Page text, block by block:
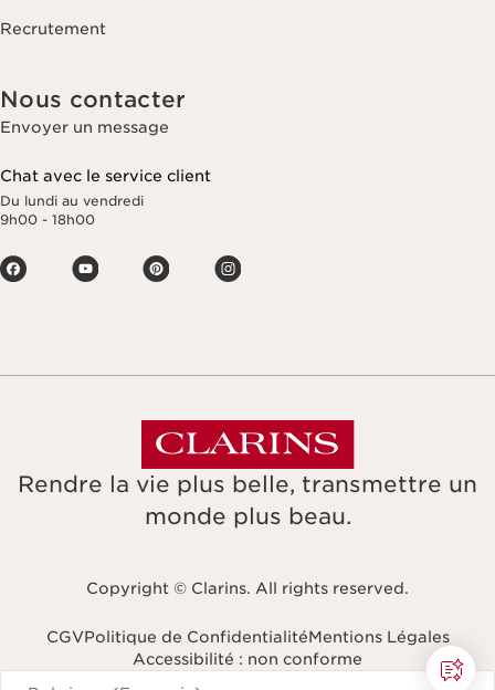
Recrutement
Nous contacter
Envoyer un message
Chat avec le service client
Du lundi au vendredi
9h00 - 18h00
Rendre la vie plus belle, transmettre un
monde plus beau.
Copyright © Clarins. All rights reserved.
CGVPolitique de ConfidentialitéMentions Légales
Accessibilité : non conforme
Naviguer vers